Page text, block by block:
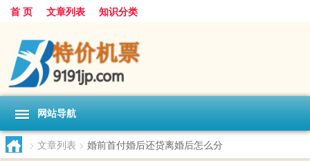
首 页 文章列表 知识分类
网站导航
> 文章列表 > 婚前首付婚后还贷离婚后怎么分